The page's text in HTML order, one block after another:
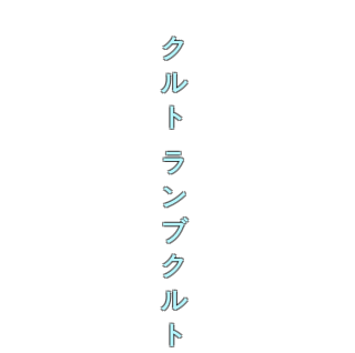
ク
ル
ト
ラ
ン
ブ
ク
ル
ト